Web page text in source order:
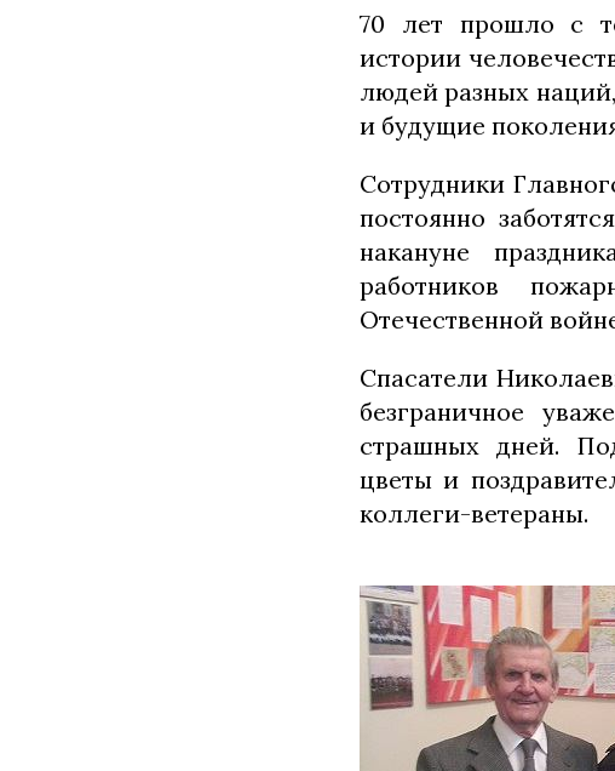
70 лет прошло с
истории
людей разных
и будущие
Сотрудники
постоянно
накануне
работников
Отечественной
Спасатели
безграничное
страшных дней.
цветы и
коллеги-ветераны.